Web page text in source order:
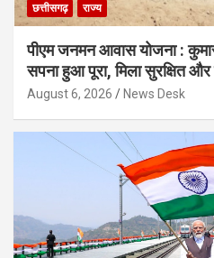
छत्तीसगढ़ राज्य
पीएम जनमन आवास योजना :
सपना हुआ पूरा, मिला सुरक्षित
August 6, 2026 News Desk